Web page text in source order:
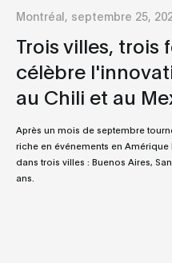
Montréal, septembre 25,
Trois villes, trois
célèbre
au Chili et au
Après un mois de septembre
riche en événements en Amérique
dans trois villes : Buenos Aires,
ans.